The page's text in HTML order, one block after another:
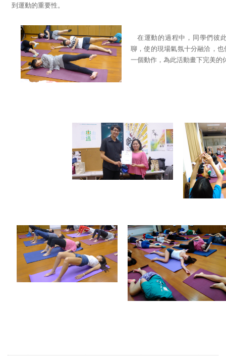
到運動的重要性。
在運動的過程中，同學們彼
聊，使的現場氣氛十分融洽，
一個動作，為此活動畫下完美的